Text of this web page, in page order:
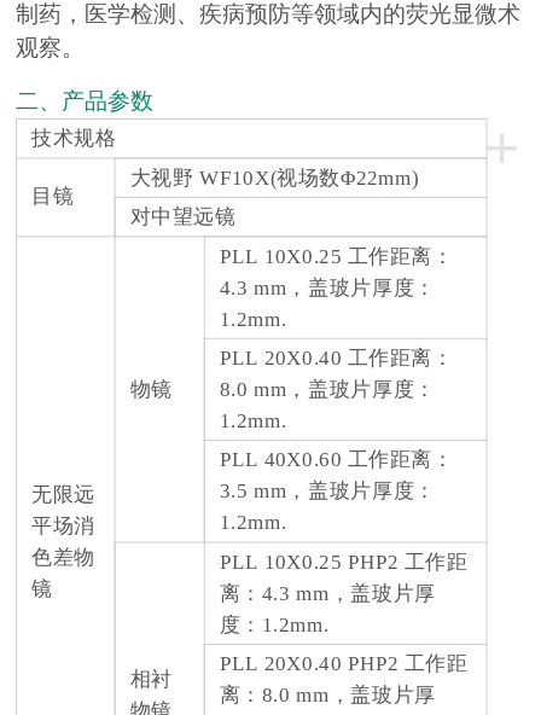
制药，医学检测、疾病预防等领域内的荧光显微术
观察。
二、产品参数
+
技术规格
目镜
大视野 WF10X(视场数Φ22mm)
对中望远镜
无限远
平场消
色差物
镜
物镜
PLL 10X0.25 工作距离：
4.3 mm，盖玻片厚度：
1.2mm.
PLL 20X0.40 工作距离：
8.0 mm，盖玻片厚度：
1.2mm.
PLL 40X0.60 工作距离：
3.5 mm，盖玻片厚度：
1.2mm.
相衬
PLL 10X0.25 PHP2 工作距
离：4.3 mm，盖玻片厚
度：1.2mm.
PLL 20X0.40 PHP2 工作距
离：8.0 mm，盖玻片厚